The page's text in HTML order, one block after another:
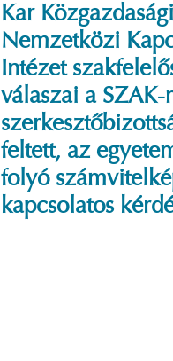
Kar
Nemzetközi
Intézet
válaszai a SZAK-
feltett, az
folyó
kapcsolatos